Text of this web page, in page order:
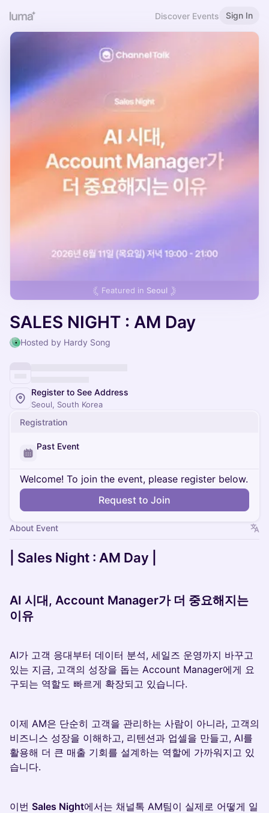
Discover Events Sign In
Featured in Seoul
SALES NIGHT : AM Day
Hosted by Hardy Song
Register to See Address
Seoul, South Korea
Registration
Past Event
Welcome! To join the event, please register below.
Request to Join
About Event
| Sales Night : AM Day |
AI 시대, Account Manager가 더 중요해지는
이유
AI가 고객 응대부터 데이터 분석, 세일즈 운영까지 바꾸고
있는 지금, 고객의 성장을 돕는 Account Manager에게 요
구되는 역할도 빠르게 확장되고 있습니다.
이제 AM은 단순히 고객을 관리하는 사람이 아니라, 고객의
비즈니스 성장을 이해하고, 리텐션과 업셀을 만들고, AI를
활용해 더 큰 매출 기회를 설계하는 역할에 가까워지고 있
습니다.
이번 Sales Night에서는 채널톡 AM팀이 실제로 어떻게 일